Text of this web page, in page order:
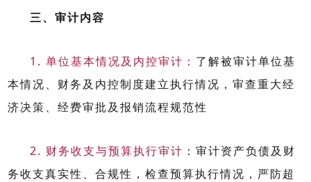
三、审计内容
1.单位基本情况及内控审计： 了解被审计单位基
本情况、财务及内控制度建立执行情况，审查重大经
济决策、经费审批及报销流程规范性
2. 财务收支与预算执行审计 ：审计资产负债及财
务收支真实性、合规性，检查预算执行情况，严防超